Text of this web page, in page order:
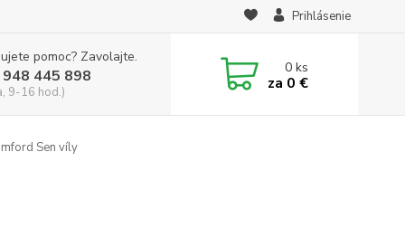
Prihlásenie
pomoc? Zavolajte.
445 898
9-16 hod.)
0ks
za 0 €
Sen víly